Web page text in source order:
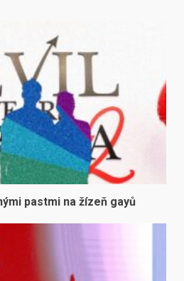
pastmi na žízeň gayů